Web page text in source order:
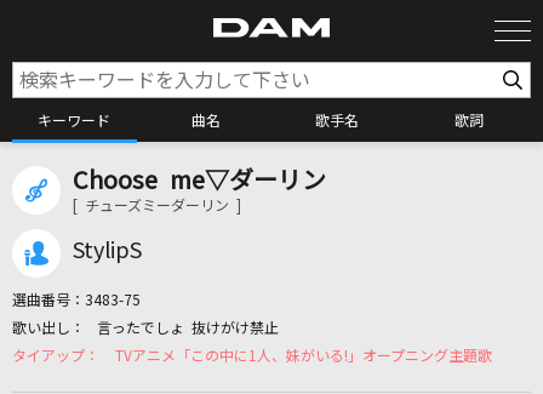
キーワード 曲名 歌手名 歌詞
カラオケ検索
カラオケリクエスト
Choose me▽ダーリン
[ チューズミーダーリン ]
StylipS
選曲番号： 3483-75
言ったでしょ 抜けがけ禁止
TVアニメ「この中に1人、妹がいる!」オープニング主題歌